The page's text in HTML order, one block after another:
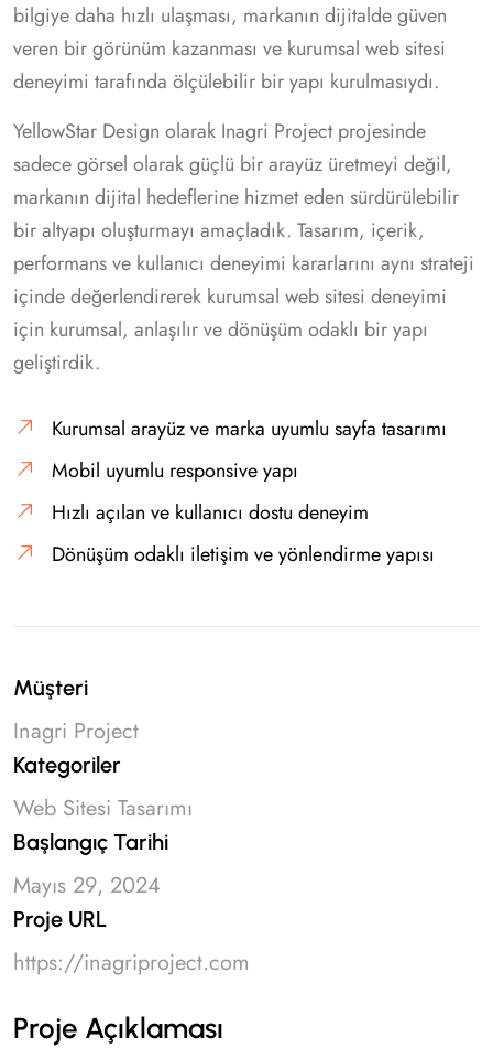
bilgiye daha hızlı ulaşması, markanın dijitalde güven
veren bir görünüm kazanması ve kurumsal web sitesi
deneyimi tarafında ölçülebilir bir yapı kurulmasıydı.
YellowStar Design olarak Inagri Project projesinde
sadece görsel olarak güçlü bir arayüz üretmeyi değil,
markanın dijital hedeflerine hizmet eden sürdürülebilir
bir altyapı oluşturmayı amaçladık. Tasarım, içerik,
performans ve kullanıcı deneyimi kararlarını aynı strateji
içinde değerlendirerek kurumsal web sitesi deneyimi
için kurumsal, anlaşılır ve dönüşüm odaklı bir yapı
geliştirdik.
Kurumsal arayüz ve marka uyumlu sayfa tasarımı
Mobil uyumlu responsive yapı
Hızlı açılan ve kullanıcı dostu deneyim
Dönüşüm odaklı iletişim ve yönlendirme yapısı
Müşteri
Inagri Project
Kategoriler
Web Sitesi Tasarımı
Başlangıç Tarihi
Mayıs 29, 2024
Proje URL
https://inagriproject.com
Proje Açıklaması